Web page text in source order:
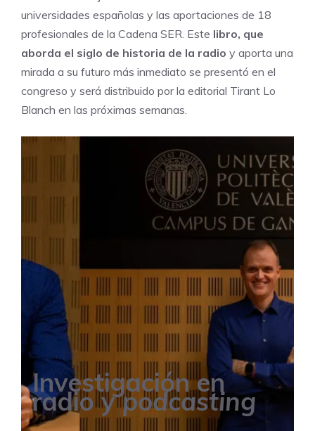
universidades españolas y las aportaciones de 18
profesionales de la Cadena SER. Este libro, que
aborda el siglo de historia de la radio y aporta una
mirada a su futuro más inmediato se presentó en el
congreso y será distribuido por la editorial Tirant Lo
Blanch en las próximas semanas.
Investigación en
radio ypodcasting